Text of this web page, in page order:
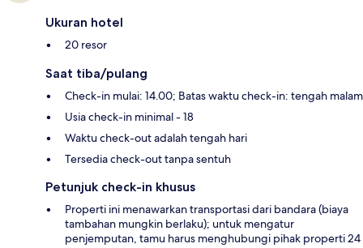
Ukuran hotel
20 resor
Saat tiba/pulang
Check-in mulai: 14.00; Batas waktu check-in: tengah malam
Usia check-in minimal - 18
Waktu check-out adalah tengah hari
Tersedia check-out tanpa sentuh
Petunjuk check-in khusus
Properti ini menawarkan transportasi dari bandara (biaya
tambahan mungkin berlaku); untuk mengatur
penjemputan, tamu harus menghubungi pihak properti 24